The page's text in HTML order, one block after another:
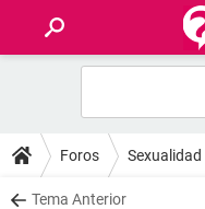
FOROS
SALUD
Foros Sexualidad
Tema Anterior